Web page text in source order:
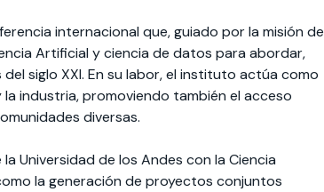
internacional que, guiado por la misión de
Artificial y ciencia de datos para abordar,
siglo XXI. En su labor, el instituto actúa como
industria, promoviendo también el acceso
diversas.
Universidad de los Andes con la Ciencia
la generación de proyectos conjuntos